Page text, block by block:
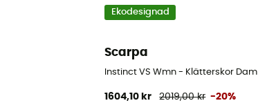
Ekodesignad
Scarpa
Instinct VS Wmn - Klätterskor Dam
1604,10 kr 2019,00 kr -20%